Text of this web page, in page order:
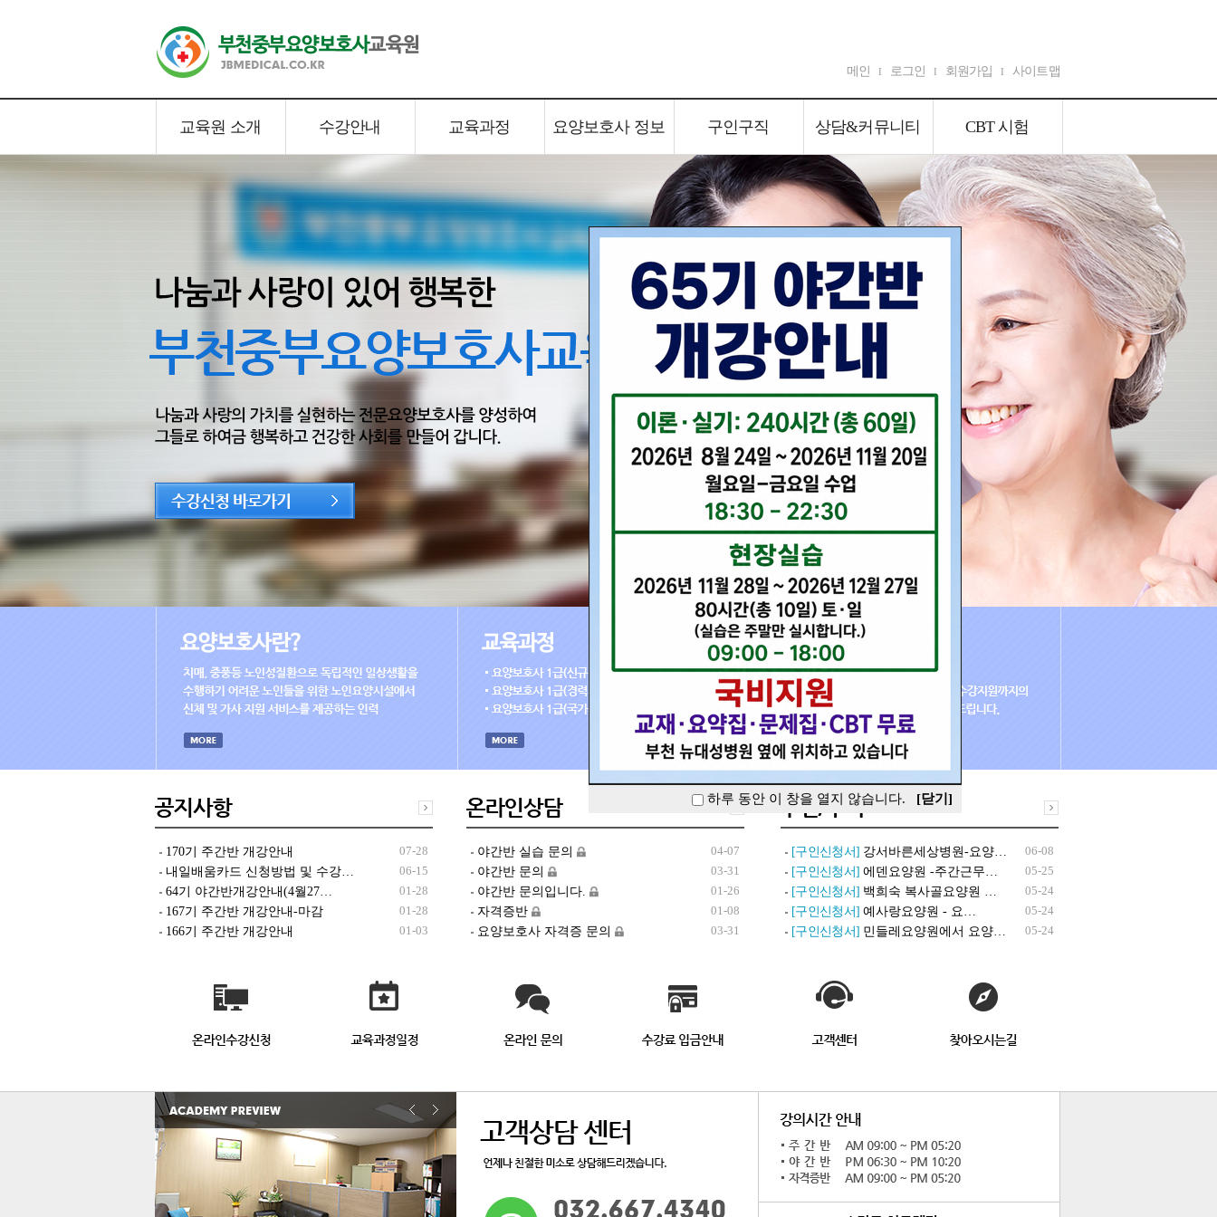
메인 I 로그인 I 회원가입 I 사이트맵
교육원 소개
교육원 소개
수강안내
수강안내
교육과정 요양보호사 정보
요양보호사 정보
구인구직
구인구직
상담&커뮤니티
상담&커뮤니티
CBT 시험
CBT 시험
인사말
찾아오시는길
교육일정
수강신청서
수강료안내
국가자격증 소지자반
경력자과정
자격증 취득절차
구인신청서
구직신청서
공지사항
온라인상담
CBT 시험
170기 주간반 개강안내
07-28
내일배움카드 신청방법 및 수강…
06-15
64기 야간반개강안내(4월27…
01-28
167기 주간반 개강안내-마감
01-28
166기 주간반 개강안내
01-03
야간반 실습 문의
04-07
야간반 문의
03-31
야간반 문의입니다.
01-26
자격증반
01-08
요양보호사 자격증 문의
03-31
[구인신청서] 강서바른세상병원-요양…
06-08
[구인신청서] 에덴요양원 -주간근무…
05-25
[구인신청서] 백희숙 복사골요양원 …
05-24
[구인신청서] 예사랑요양원 - 요…
05-24
[구인신청서] 민들레요양원에서 요양… 05-24
하루 동안 이 창을 열지 않습니다. [닫기]